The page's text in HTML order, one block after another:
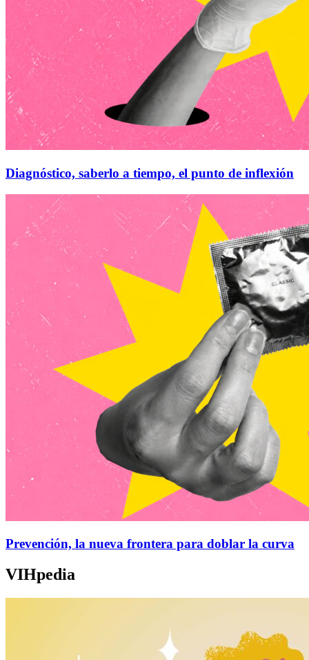
Diagnóstico, saberlo a tiempo, el punto de inflexión
Prevención, la nueva frontera para doblar la curva
VIHpedia